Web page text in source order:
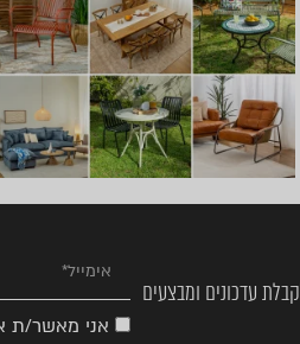
עדכונים ומבצעים
אני מאשר/ת